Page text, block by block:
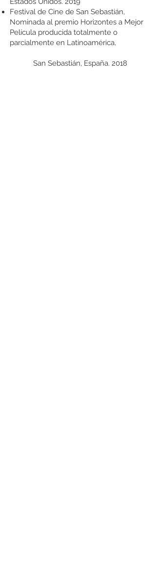
Festival de Cine de San Sebastián,
Nominada al premio Horizontes a Mejor
Película producida totalmente o
parcialmente en Latinoamérica,
San Sebastián, España. 2018